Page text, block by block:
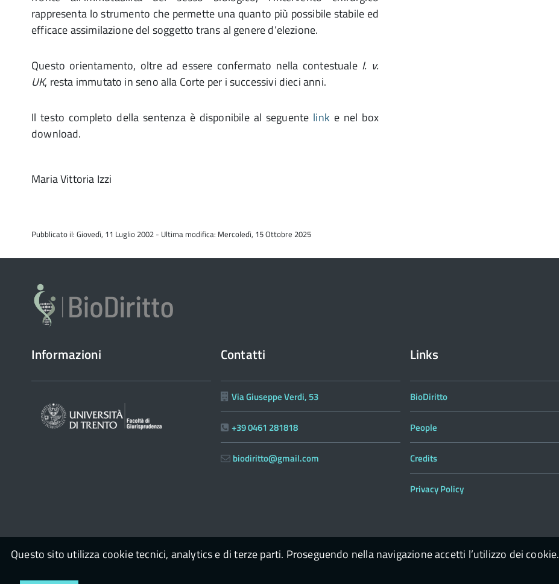
rappresenta lo strumento che permette una quanto più possibile stabile ed
efficace assimilazione del soggetto trans al genere d’elezione.
Questo orientamento, oltre ad essere confermato nella contestuale I. v.
UK, resta immutato in seno alla Corte per i successivi dieci anni.
Il testo completo della sentenza è disponibile al seguente link e nel box
download.
Maria Vittoria Izzi
Pubblicato il: Giovedì, 11 Luglio 2002 - Ultima modifica: Mercoledì, 15 Ottobre 2025
Informazioni Contatti
Via Giuseppe Verdi, 53
+39 0461 281818
biodiritto@gmail.com
Links
BioDiritto
People
Credits
Privacy Policy
Questo sito utilizza cookie tecnici, analytics e di terze parti. Proseguendo nella navigazione accetti l’utilizzo dei cookie.